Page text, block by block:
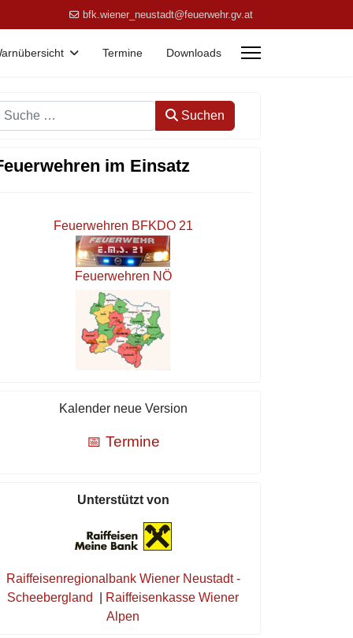
bfk.wiener_neustadt@feuerwehr.gv.at
Termine Downloads
Suchen Suchen
im Einsatz
Feuerwehren BFKDO 21
Feuerwehren NÖ
Kalender neue Version
📅 Termine
Unterstützt von
Raiffeisenregionalbank Wiener Neustadt -
Scheebergland
Raiffeisenkasse Wiener
Alpen